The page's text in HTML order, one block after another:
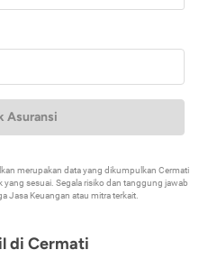
Asuransi
merupakan data yang dikumpulkan Cermati
sesuai. Segala risiko dan tanggung jawab
Jasa Keuangan atau mitra terkait.
di Cermati